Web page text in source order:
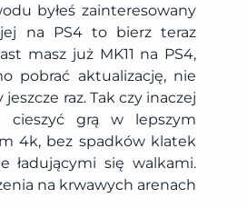
byłeś zainteresowany
na PS4 to bierz teraz
masz już MK11 na PS4,
pobrać aktualizację, nie
raz. Tak czy inaczej
cieszyć grą w lepszym
4k, bez spadków klatek
ładującymi się walkami.
na krwawych arenach